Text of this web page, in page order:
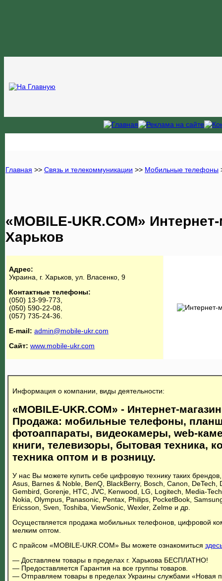
Главная >> Связь и телекоммуникации >> Мобильные телефоны
«MOBILE-UKR.COM»
Харьков
Адрес:
Украина, г. Харьков, ул. Власенко, 9
Контактные телефоны:
(050) 13-99-773,
(050) 590-22-08,
(057) 735-24-36.
E-mail: admin@mobile-ukr.com
Сайт: www.mobile-ukr.com
Информация о компании, виды деятельности:
«MOBILE-UKR.COM» - Интернет-
Продажа: мобильные телефоны,
фотоаппараты, видеокамеры, web-
книги, телевизоры, бытовая техника,
техника оптом и в розницу.
У нас Вы можете купить себе цифровую технику таких
Asus, Barnes & Noble, BenQ, BlackBerry, Bosch, Canon, DeTech,
Gembird, Gorenje, HTC, JVC, Kenwood, LG, Logitech, Media-
Nokia, Olympus, Panasonic, Pentax, Philips, PocketBook,
Ericsson, Sven, Toshiba, ViewSonic, Wexler, Zelme и др.
Осуществляется продажа мобильных телефонов, цифровой
мелким оптом.
С прайсом «MOBILE-UKR.COM» Вы можете ознакомиться
— Доставляем товары в пределах г. Харькова БЕСПЛАТНО!
— Предоставляется Гарантия на все группы товаров.
— Отправляем товары в пределах Украины службами «Новая